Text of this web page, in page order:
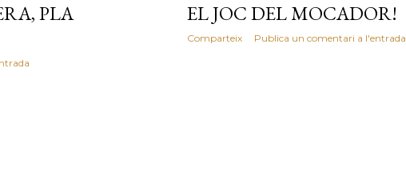
PLA
EL JOC DEL MOCADOR!
Comparteix Publica un comentari a l'entrada